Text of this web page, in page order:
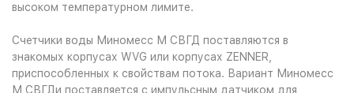
высоком температурном лимите.
Счетчики воды Миномесс М СВГД поставляются в
знакомых корпусах WVG или корпусах ZENNER,
приспособленных к свойствам потока. Вариант Миномесс
М СВГДи поставляется с импульсным датчиком для